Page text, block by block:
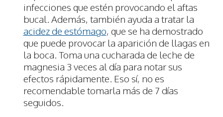
infecciones que estén provocando el aftas
bucal. Además, también ayuda a tratar la
acidez de estómago, que se ha demostrado
que puede provocar la aparición de llagas en
la boca. Toma una cucharada de leche de
magnesia 3 veces al día para notar sus
efectos rápidamente. Eso sí, no es
recomendable tomarla más de 7 días
seguidos.